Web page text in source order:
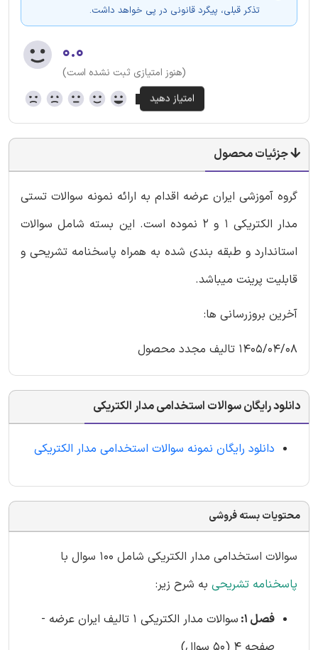
تذکر قبلی، پیگرد قانونی در پی خواهد داشت.
۰.۰
(هنوز امتیازی ثبت نشده است)
جزئیات محصول
گروه آموزشی ایران عرضه اقدام به ارائه نمونه سوالات تستی
مدار الکتریکی 1 و 2 نموده است. این بسته شامل سوالات
استاندارد و طبقه بندی شده به همراه پاسخنامه تشریحی و
قابلیت پرینت میباشد.
آخرین بروزرسانی ها:
1405/04/08 تالیف مجدد محصول
دانلود رایگان سوالات استخدامی مدار الکتریکی
دانلود رایگان نمونه سوالات استخدامی مدار الکتریکی
محتویات بسته فروشی
سوالات استخدامی مدار الکتریکی شامل 100 سوال با
پاسخنامه تشریحی به شرح زیر:
فصل 1:
سوالات مدار الکتریکی 1 تالیف ایران عرضه -